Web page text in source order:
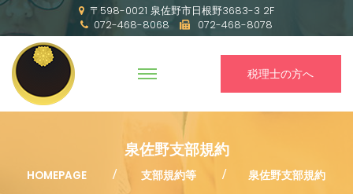
〒598-0021 泉佐野市日根野3683-3 2F
072-468-8068
072-468-8078
税理士の方へ
泉佐野支部規約
HOMEPAGE 支部規約等 泉佐野支部規約